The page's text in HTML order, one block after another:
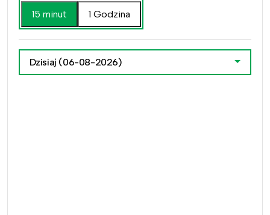
15 minut
1 Godzina
Dzisiaj (06-08-2026)